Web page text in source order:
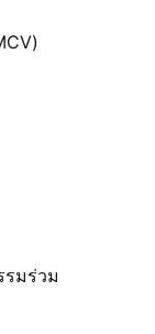
มร่วม